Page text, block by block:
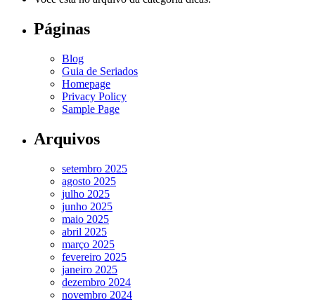
Páginas
Blog
Guia de Seriados
Homepage
Privacy Policy
Sample Page
Arquivos
setembro 2025
agosto 2025
julho 2025
junho 2025
maio 2025
abril 2025
março 2025
fevereiro 2025
janeiro 2025
dezembro 2024
novembro 2024